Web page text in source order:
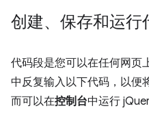
创建、保存和运行
代码段是您可以在任何网页
中反复输入以下代码，以便
而可以在控制台中运行